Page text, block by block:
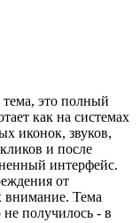
тема, это полный
как на системах
иконок, звуков,
и после
интерфейс.
от
внимание. Тема
не получилось - в